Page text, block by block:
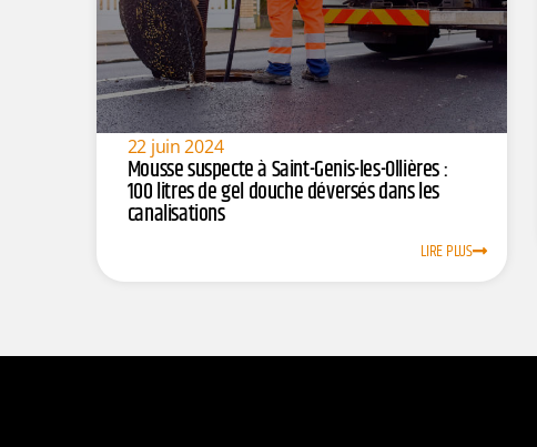
22 juin 2024
Mousse suspecte à Saint-Genis-les-Ollières :
100 litres de gel douche déversés dans les
canalisations
LIRE PLUS